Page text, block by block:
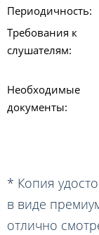
Периодичность:
Требования к
слушателям:
Необходимые
документы:
* Копия
в виде
отлично